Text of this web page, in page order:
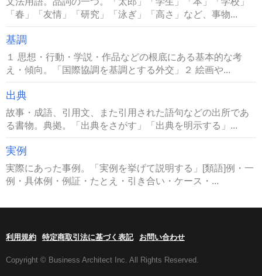
「春」「友情」「研究」「泳ぎ」「高さ」など、事物...
基調
１ 思想・行動・学説・作品などの根底にある基本的な考
え・傾向。「国際協調を基調とする外交」２ 絵画や...
出典
故事・成語、引用文、また引用された語句などの出所であ
る書物。典拠。「出典をさがす」「出典を明示する」...
実例
実際にあった事例。「実例を挙げて説明する」[類語]例・一
例・具体例・例証・たとえ・引き合い・ケース・...
利用規約 特定商取引法に基づく表記 お問い合わせ
Copyright © Business Architect Inc. All Rights Reserved.